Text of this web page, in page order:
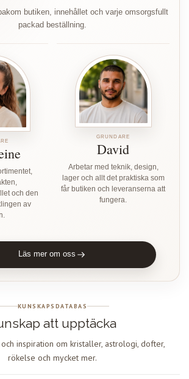
butiken, innehållet och varje omsorgsfullt
packad beställning.
och den
av
GRUNDARE
David
Arbetar med teknik, design,
lager och allt det praktiska som
får butiken och leveranserna att
fungera.
Läs mer om oss
KUNSKAPSDATABAS
att upptäcka
inspiration om kristaller, astrologi, dofter,
rökelse och mycket mer.